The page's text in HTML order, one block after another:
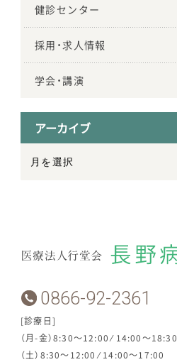
健診センター
採用・求人情報
学会・講演
アーカイブ
0866-92-2361
[診療日]
（月-金）8:30～12:00 ⁄ 14:00～18:30
（土）8:30～12:00 ⁄ 14:00～17:00